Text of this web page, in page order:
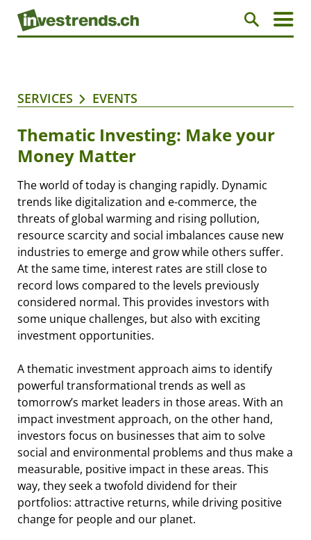
SERVICES EVENTS
Thematic Investing: Make your
Money Matter
The world of today is changing rapidly. Dynamic
trends like digitalization and e-commerce, the
threats of global warming and rising pollution,
resource scarcity and social imbalances cause new
industries to emerge and grow while others suffer.
At the same time, interest rates are still close to
record lows compared to the levels previously
considered normal. This provides investors with
some unique challenges, but also with exciting
investment opportunities.
A thematic investment approach aims to identify
powerful transformational trends as well as
tomorrow’s market leaders in those areas. With an
impact investment approach, on the other hand,
investors focus on businesses that aim to solve
social and environmental problems and thus make a
measurable, positive impact in these areas. This
way, they seek a twofold dividend for their
portfolios: attractive returns, while driving positive
change for people and our planet.